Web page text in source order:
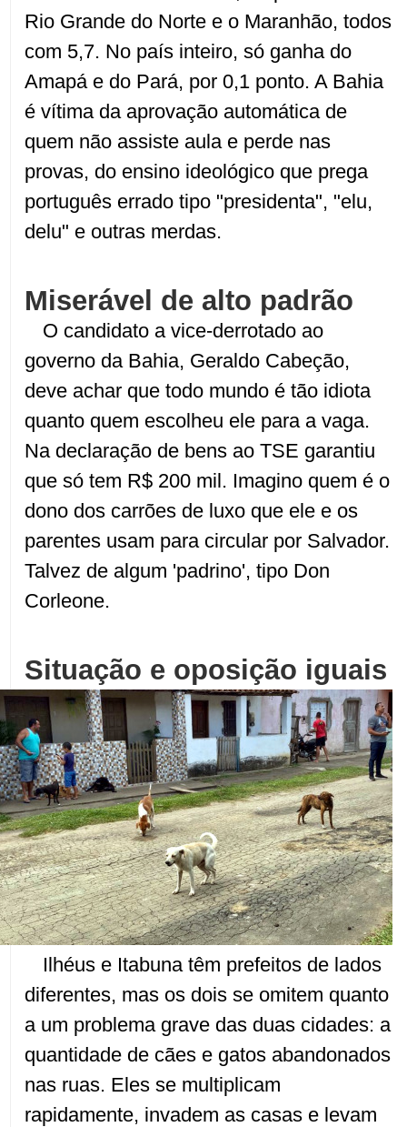
Rio Grande do Norte e o Maranhão, todos
com 5,7. No país inteiro, só ganha do
Amapá e do Pará, por 0,1 ponto. A Bahia
é vítima da aprovação automática de
quem não assiste aula e perde nas
provas, do ensino ideológico que prega
português errado tipo "presidenta", "elu,
delu" e outras merdas.
Miserável de alto padrão
O candidato a vice-derrotado ao
governo da Bahia, Geraldo Cabeção,
deve achar que todo mundo é tão idiota
quanto quem escolheu ele para a vaga.
Na declaração de bens ao TSE garantiu
que só tem R$ 200 mil. Imagino quem é o
dono dos carrões de luxo que ele e os
parentes usam para circular por Salvador.
Talvez de algum 'padrino', tipo Don
Corleone.
Situação e oposição iguais
Ilhéus e Itabuna têm prefeitos de lados
diferentes, mas os dois se omitem quanto
a um problema grave das duas cidades: a
quantidade de cães e gatos abandonados
nas ruas. Eles se multiplicam
rapidamente, invadem as casas e levam